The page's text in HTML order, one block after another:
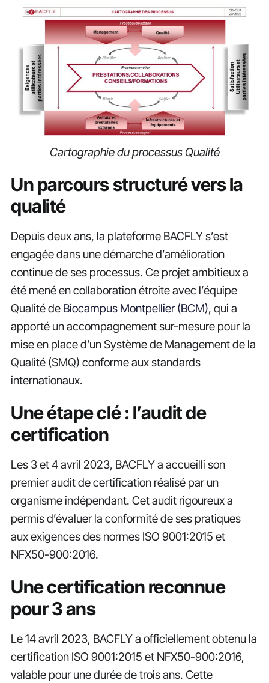
Cartographie du processus Qualité
Un parcours structuré vers la
qualité
Depuis deux ans, la plateforme BACFLY s’est
engagée dans une démarche d’amélioration
continue de ses processus. Ce projet ambitieux a
été mené en collaboration étroite avec l’équipe
Qualité de Biocampus Montpellier (BCM), qui a
apporté un accompagnement sur-mesure pour la
mise en place d’un Système de Management de la
Qualité (SMQ) conforme aux standards
internationaux.
Une étape clé : l’audit de
certification
Les 3 et 4 avril 2023, BACFLY a accueilli son
premier audit de certification réalisé par un
organisme indépendant. Cet audit rigoureux a
permis d’évaluer la conformité de ses pratiques
aux exigences des normes ISO 9001:2015 et
NFX50-900:2016.
Une certification reconnue
pour 3 ans
Le 14 avril 2023, BACFLY a officiellement obtenu la
certification ISO 9001:2015 et NFX50-900:2016,
valable pour une durée de trois ans. Cette